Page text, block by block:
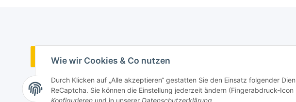
Wie wir Cookies & Co nutzen
Durch Klicken auf „Alle akzeptieren“ gestatten Sie den Einsatz folgender
ReCaptcha. Sie können die Einstellung jederzeit ändern (Fingerabdruck-
Vertrag widerrufen